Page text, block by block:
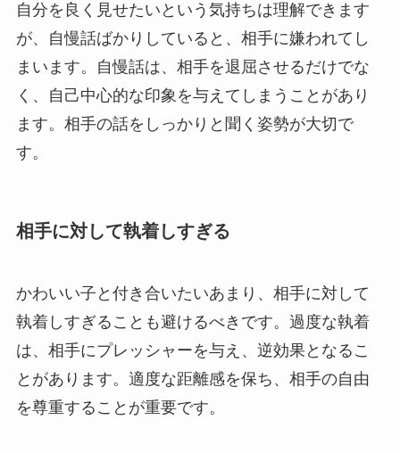
自分を良く見せたいという気持ちは理解できます
が、自慢話ばかりしていると、相手に嫌われてし
まいます。自慢話は、相手を退屈させるだけでな
く、自己中心的な印象を与えてしまうことがあり
ます。相手の話をしっかりと聞く姿勢が大切で
す。
相手に対して執着しすぎる
かわいい子と付き合いたいあまり、相手に対して
執着しすぎることも避けるべきです。過度な執着
は、相手にプレッシャーを与え、逆効果となるこ
とがあります。適度な距離感を保ち、相手の自由
を尊重することが重要です。